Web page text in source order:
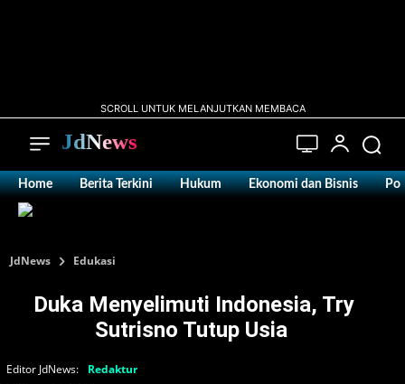
SCROLL UNTUK MELANJUTKAN MEMBACA
JdNews
Home Berita Terkini Hukum Ekonomi dan Bisnis
JdNews Edukasi
Duka Menyelimuti Indonesia, Try
Sutrisno Tutup Usia ‎
Editor JdNews:
Redaktur